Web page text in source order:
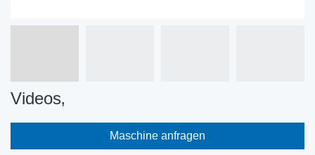
Videos‚
Maschine anfragen